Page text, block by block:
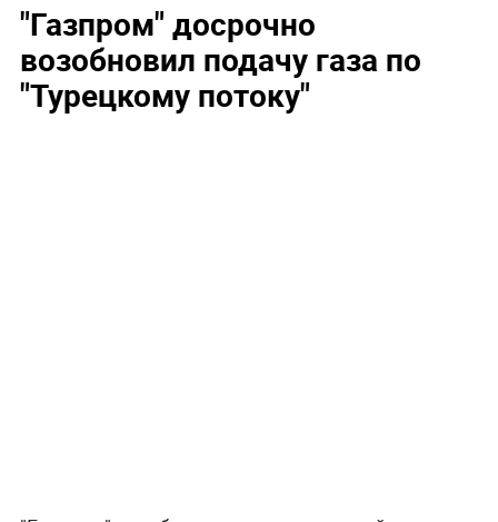
"Газпром" досрочно
возобновил подачу газа по
"Турецкому потоку"